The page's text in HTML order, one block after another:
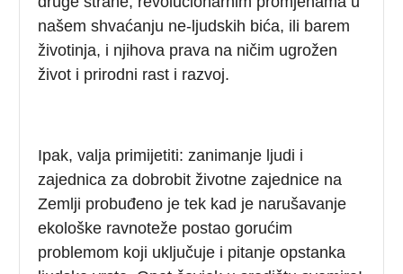
našem shvaćanju ne-ljudskih bića, ili barem
životinja, i njihova prava na ničim ugrožen
život i prirodni rast i razvoj.
Ipak, valja primijetiti: zanimanje ljudi i
zajednica za dobrobit životne zajednice na
Zemlji probuđeno je tek kad je narušavanje
ekološke ravnoteže postao gorućim
problemom koji uključuje i pitanje opstanka